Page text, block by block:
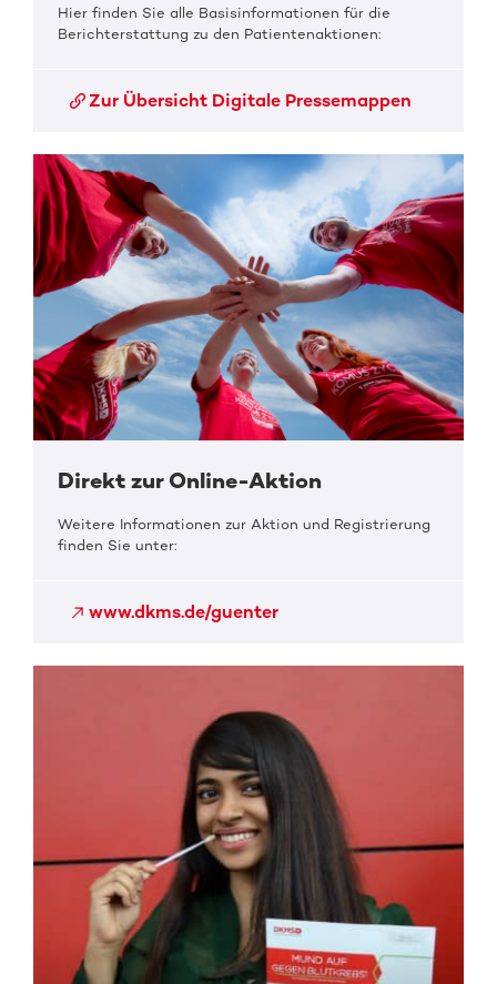
Hier finden Sie alle Basisinformationen für die
Berichterstattung zu den Patientenaktionen:
Zur Übersicht Digitale Pressemappen
Direkt zur Online-Aktion
Weitere Informationen zur Aktion und Registrierung
finden Sie unter:
www.dkms.de/guenter